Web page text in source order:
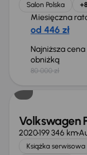
Salon Polska
Miesięczna
od 446 zł
Najniższa
obniżką
80 000 zł
Volkswagen
2020199 346 km
Książka serwisowa